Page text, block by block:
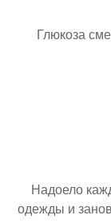
Глюкоза
Надоело
одежды и